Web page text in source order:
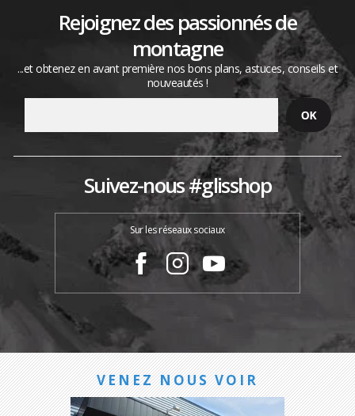
Rejoignez des passionnés de
montagne
...et obtenez en avant première nos bons plans, astuces, conseils et
nouveautés !
Suivez-nous #glisshop
Sur les réseaux sociaux
VENEZ NOUS VOIR